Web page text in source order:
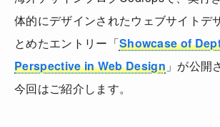
体的にデザインされたウェブサイトデ
とめたエントリー「Showcase of
Perspective in Web Design 」が公開
今回はご紹介します。